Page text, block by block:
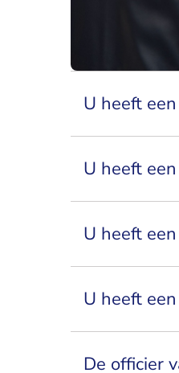
U heeft
U heeft
U heeft
U heeft
De officier